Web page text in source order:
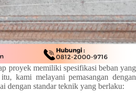
proyek memiliki spesifikasi beban yang
kami melayani pemasangan dengan
dengan standar teknik yang berlaku: